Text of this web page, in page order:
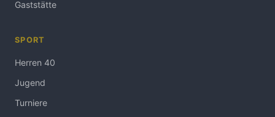
Gaststätte
SPORT
Herren 40
Jugend
Turniere